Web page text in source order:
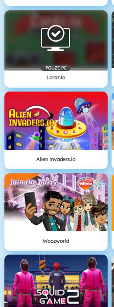
POUZE PC
Lordz.io
Alien Invaders.io
Woozworld